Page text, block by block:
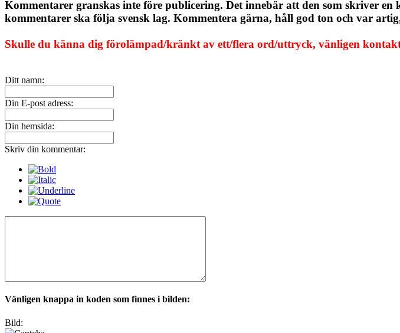
Kommentarer granskas inte före publicering. Det innebär att den som skriver
kommentarer ska följa svensk lag. Kommentera gärna, håll god ton och var
Skulle du känna dig förolämpad/kränkt av ett/flera ord/uttryck, vänligen
Ditt namn:
Din E-post adress:
Din hemsida:
Skriv din kommentar:
Vänligen knappa in koden som finnes i bilden:
Bild: